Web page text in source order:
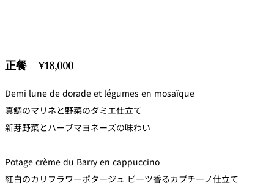
正餐 ¥18,000
Demi lune de dorade et légumes en mosaïque
真鯛のマリネと野菜のダミエ仕立て
新芽野菜とハーブマヨネーズの味わい
Potage crème du Barry en cappuccino
紅白のカリフラワーポタージュ ビーツ香るカプチーノ仕立て